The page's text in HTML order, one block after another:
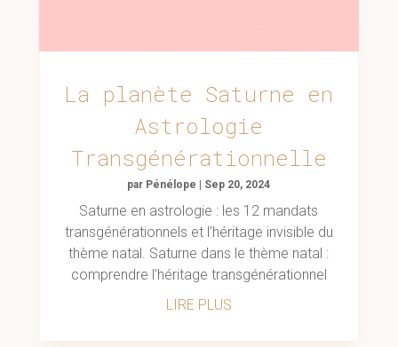
La planète Saturne en
Astrologie
Transgénérationnelle
par Pénélope | Sep 20, 2024
Saturne en astrologie : les 12 mandats
transgénérationnels et l’héritage invisible du
thème natal. Saturne dans le thème natal :
comprendre l’héritage transgénérationnel
LIRE PLUS